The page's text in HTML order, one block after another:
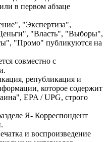
в первом абзаце
"Экспертиза",
"Власть", "Выборы",
"Промо" публикуются на
совместно с
републикация и
которое содержит
EPA / UPG, строго
Я- Корреспондент
и воспроизведение